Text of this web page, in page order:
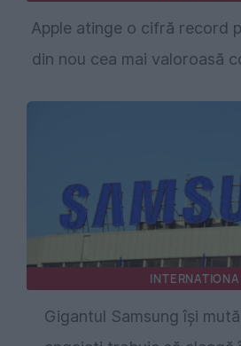
Apple atinge o cifră record
din nou cea mai valoroasă
Gigantul Samsung își